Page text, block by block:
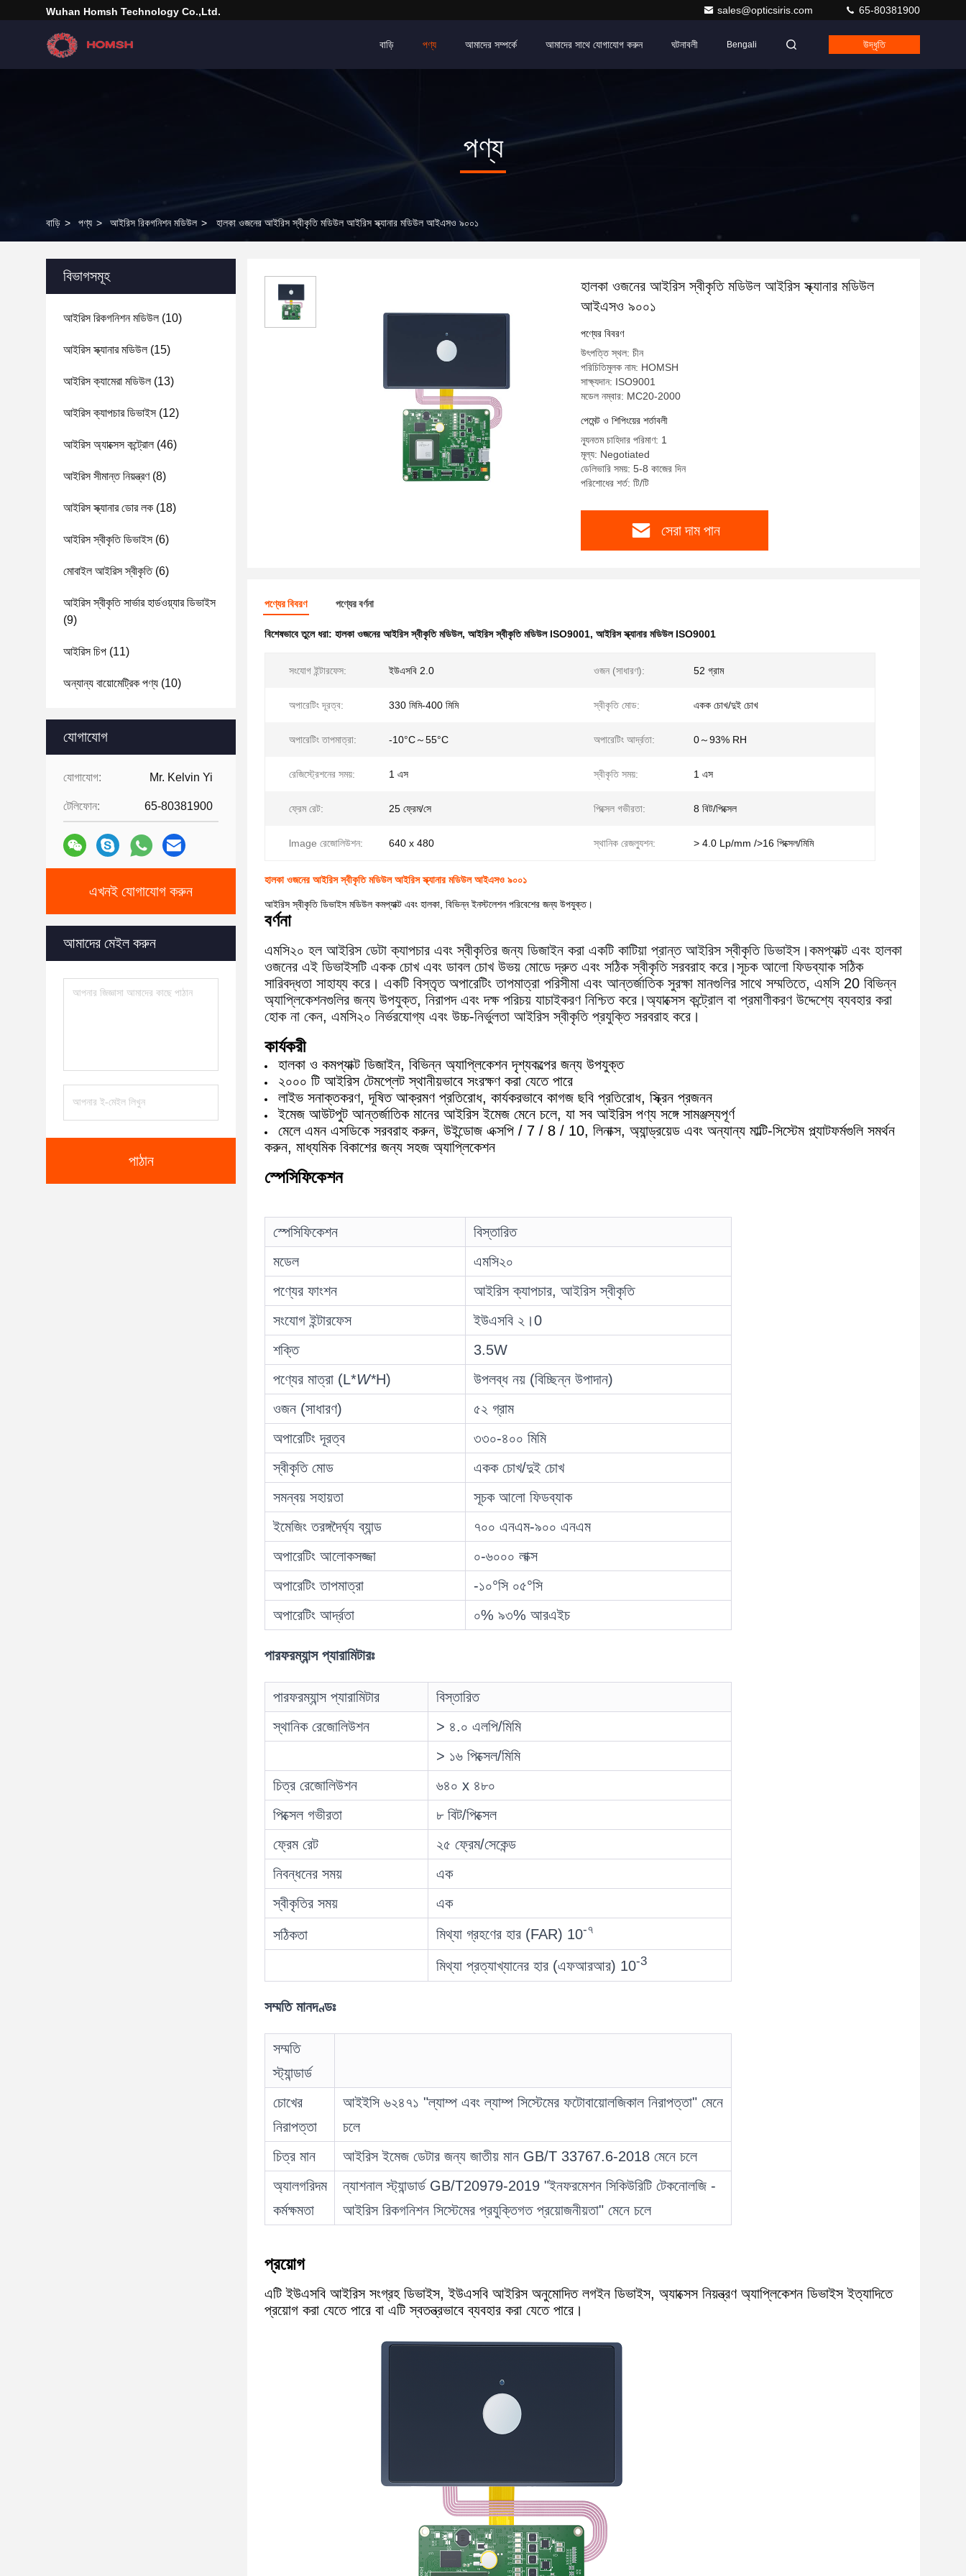
Wuhan Homsh Technology Co.,Ltd. sales@opticsiris.com 65-80381900
বাড়ি পণ্য আমাদের সম্পর্কে আমাদের সাথে যোগাযোগ করুন ঘটনাবলী Bengali উদ্ধৃতি
পণ্য
বাড়ি > পণ্য > আইরিস রিকগনিশন মডিউল > হালকা ওজনের আইরিস স্বীকৃতি মডিউল আইরিস স্ক্যানার মডিউল আইএসও ৯০০১
বিভাগসমূহ
আইরিস রিকগনিশন মডিউল(10)
আইরিস স্ক্যানার মডিউল(15)
আইরিস ক্যামেরা মডিউল(13)
আইরিস ক্যাপচার ডিভাইস(12)
আইরিস অ্যাক্সেস কন্ট্রোল(46)
আইরিস সীমান্ত নিয়ন্ত্রণ(8)
আইরিস স্ক্যানার ডোর লক (18)
আইরিস স্বীকৃতি ডিভাইস(6)
মোবাইল আইরিস স্বীকৃতি(6)
আইরিস স্বীকৃতি সার্ভার হার্ডওয়্যার ডিভাইস
(9)
আইরিস চিপ (11)
অন্যান্য বায়োমেট্রিক পণ্য (10)
যোগাযোগ
যোগাযোগ: Mr. Kelvin Yi
টেলিফোন: 65-80381900
এখনই যোগাযোগ করুন
আমাদের মেইল করুন
পাঠান
হালকা ওজনের আইরিস স্বীকৃতি মডিউল আইরিস স্ক্যানার মডিউল
আইএসও ৯০০১
পণ্যের বিবরণ
উৎপত্তি স্থল: চীন
পরিচিতিমুলক নাম: HOMSH
সাক্ষ্যদান: ISO9001
মডেল নম্বার: MC20-2000
পেমেন্ট ও শিপিংয়ের শর্তাবলী
ন্যূনতম চাহিদার পরিমাণ: 1
মূল্য: Negotiated
ডেলিভারি সময়: 5-8 কাজের দিন
পরিশোধের শর্ত: টি/টি
সেরা দাম পান
পণ্যের বিবরণ পণ্যের বর্ণনা
বিশেষভাবে তুলে ধরা: হালকা ওজনের আইরিস স্বীকৃতি মডিউল, আইরিস স্বীকৃতি মডিউল ISO9001, আইরিস স্ক্যানার মডিউল ISO9001
সংযোগ ইন্টারফেস: ইউএসবি 2.0 ওজন (সাধারণ): 52 গ্রাম
অপারেটিং দূরত্ব: 330 মিমি-400 মিমি স্বীকৃতি মোড: একক চোখ/দুই চোখ
অপারেটিং তাপমাত্রা: -10°C～55°C অপারেটিং আর্দ্রতা: 0～93% RH
রেজিস্ট্রেশনের সময়: 1 এস স্বীকৃতি সময়: 1 এস
ফ্রেম রেট: 25 ফ্রেম/সে পিক্সেল গভীরতা: 8 বিট/পিক্সেল
lmage রেজোলিউশন: 640 x 480 স্থানিক রেজল্যুশন: > 4.0 Lp/mm />16 পিক্সেল/মিমি
হালকা ওজনের আইরিস স্বীকৃতি মডিউল আইরিস স্ক্যানার মডিউল আইএসও ৯০০১
আইরিস স্বীকৃতি ডিভাইস মডিউল কমপ্যাক্ট এবং হালকা, বিভিন্ন ইনস্টলেশন পরিবেশের জন্য উপযুক্ত।
বর্ণনা
এমসি২০ হল আইরিস ডেটা ক্যাপচার এবং স্বীকৃতির জন্য ডিজাইন করা একটি কাটিয়া প্রান্ত আইরিস স্বীকৃতি ডিভাইস।কমপ্যাক্ট এবং হালকা
ওজনের এই ডিভাইসটি একক চোখ এবং ডাবল চোখ উভয় মোডে দ্রুত এবং সঠিক স্বীকৃতি সরবরাহ করে।সূচক আলো ফিডব্যাক সঠিক
সারিবদ্ধতা সাহায্য করে। একটি বিস্তৃত অপারেটিং তাপমাত্রা পরিসীমা এবং আন্তর্জাতিক সুরক্ষা মানগুলির সাথে সম্মতিতে, এমসি 20 বিভিন্ন
অ্যাপ্লিকেশনগুলির জন্য উপযুক্ত, নিরাপদ এবং দক্ষ পরিচয় যাচাইকরণ নিশ্চিত করে।অ্যাক্সেস কন্ট্রোল বা প্রমাণীকরণ উদ্দেশ্যে ব্যবহার করা
হোক না কেন, এমসি২০ নির্ভরযোগ্য এবং উচ্চ-নির্ভুলতা আইরিস স্বীকৃতি প্রযুক্তি সরবরাহ করে।
কার্যকরী
হালকা ও কমপ্যাক্ট ডিজাইন, বিভিন্ন অ্যাপ্লিকেশন দৃশ্যকল্পের জন্য উপযুক্ত
২০০০ টি আইরিস টেমপ্লেট স্থানীয়ভাবে সংরক্ষণ করা যেতে পারে
লাইভ সনাক্তকরণ, দূষিত আক্রমণ প্রতিরোধ, কার্যকরভাবে কাগজ ছবি প্রতিরোধ, স্ক্রিন প্রজনন
ইমেজ আউটপুট আন্তর্জাতিক মানের আইরিস ইমেজ মেনে চলে, যা সব আইরিস পণ্য সঙ্গে সামঞ্জস্যপূর্ণ
মেলে এমন এসডিকে সরবরাহ করুন, উইন্ডোজ এক্সপি / 7 / 8 / 10, লিনাক্স, অ্যান্ড্রয়েড এবং অন্যান্য মাল্টি-সিস্টেম প্ল্যাটফর্মগুলি সমর্থন
করুন, মাধ্যমিক বিকাশের জন্য সহজ অ্যাপ্লিকেশন
স্পেসিফিকেশন
স্পেসিফিকেশন
বিস্তারিত
মডেল
এমসি২০
পণ্যের ফাংশন
আইরিস ক্যাপচার, আইরিস স্বীকৃতি
সংযোগ ইন্টারফেস
ইউএসবি ২।0
শক্তি
3.5W
পণ্যের মাত্রা (L*W*H)
উপলব্ধ নয় (বিচ্ছিন্ন উপাদান)
ওজন (সাধারণ)
৫২ গ্রাম
অপারেটিং দূরত্ব
৩৩০-৪০০ মিমি
স্বীকৃতি মোড
একক চোখ/দুই চোখ
সমন্বয় সহায়তা
সূচক আলো ফিডব্যাক
ইমেজিং তরঙ্গদৈর্ঘ্য ব্যান্ড
৭০০ এনএম-৯০০ এনএম
অপারেটিং আলোকসজ্জা
০-৬০০০ লাক্স
অপারেটিং তাপমাত্রা
-১০°সি ০৫°সি
অপারেটিং আর্দ্রতা
০% ৯৩% আরএইচ
পারফরম্যান্স প্যারামিটারঃ
পারফরম্যান্স প্যারামিটার
বিস্তারিত
স্থানিক রেজোলিউশন
> ৪.০ এলপি/মিমি
> ১৬ পিক্সেল/মিমি
চিত্র রেজোলিউশন
৬৪০ x ৪৮০
পিক্সেল গভীরতা
৮ বিট/পিক্সেল
ফ্রেম রেট
২৫ ফ্রেম/সেকেন্ড
নিবন্ধনের সময়
এক
স্বীকৃতির সময়
এক
সঠিকতা
মিথ্যা গ্রহণের হার (FAR) 10-৭
মিথ্যা প্রত্যাখ্যানের হার (এফআরআর) 10-3
সম্মতি মানদণ্ডঃ
সম্মতি
স্ট্যান্ডার্ড
চোখের
নিরাপত্তা
আইইসি ৬২৪৭১ "ল্যাম্প এবং ল্যাম্প সিস্টেমের ফটোবায়োলজিকাল নিরাপত্তা" মেনে
চলে
চিত্র মান
আইরিস ইমেজ ডেটার জন্য জাতীয় মান GB/T 33767.6-2018 মেনে চলে
অ্যালগরিদম
কর্মক্ষমতা
ন্যাশনাল স্ট্যান্ডার্ড GB/T20979-2019 "ইনফরমেশন সিকিউরিটি টেকনোলজি -
আইরিস রিকগনিশন সিস্টেমের প্রযুক্তিগত প্রয়োজনীয়তা" মেনে চলে
প্রয়োগ
এটি ইউএসবি আইরিস সংগ্রহ ডিভাইস, ইউএসবি আইরিস অনুমোদিত লগইন ডিভাইস, অ্যাক্সেস নিয়ন্ত্রণ অ্যাপ্লিকেশন ডিভাইস ইত্যাদিতে
প্রয়োগ করা যেতে পারে বা এটি স্বতন্ত্রভাবে ব্যবহার করা যেতে পারে।